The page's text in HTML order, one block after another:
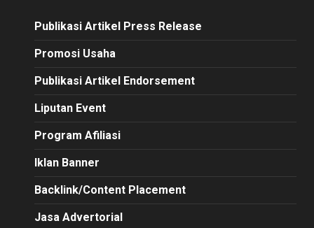
Publikasi Artikel Press Release
Promosi Usaha
Publikasi Artikel Endorsement
Liputan Event
Program Afiliasi
Iklan Banner
Backlink/Content Placement
Jasa Advertorial